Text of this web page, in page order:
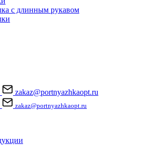
с длинным рукавом
zakaz@portnyazhkaopt.ru
zakaz@portnyazhkaopt.ru